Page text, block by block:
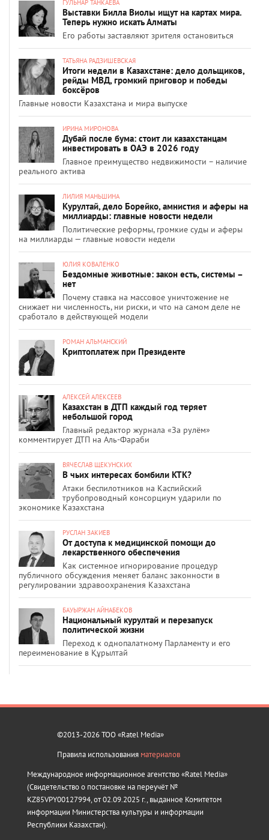
ГУЛЬНАР ТАНКАЕВА
Выставки Билла Виолы ищут на картах мира.
Теперь нужно искать Алматы
Его работы заставляют зрителя остановиться
ТАТЬЯНА РАДЗИШЕВСКАЯ
Итоги недели в Казахстане: дело дольщиков,
рейды МВД, громкий приговор и победы
боксёров
Главные новости Казахстана и мира выпуске
ИРИНА МИРОНОВА
Дубай после бума: стоит ли казахстанцам
инвестировать в ОАЭ в 2026 году
Главное преимущество недвижимости – наличие
реального актива
ЛИЛИЯ МАНЬШИНА
Курултай, дело Борейко, амнистия и аферы на
миллиарды: главные новости недели
Политические реформы, громкие суды и аферы
на миллиарды — главные новости недели
ЮЛИЯ КОВАЛЕНКО
Бездомные животные: закон есть, системы –
нет
Почему ставка на массовое уничтожение не
снижает ни численность, ни риски, и что на самом деле не
сработало в действующей модели
РОМАН АЛЬМАНСКИЙ
Криптоплатеж при Президенте
АЛЕКСЕЙ АЛЕКСЕЕВ
Казахстан в ДТП каждый год теряет
небольшой город
Главный редактор журнала «За рулём»
комментирует ДТП на Аль-Фараби
ВЯЧЕСЛАВ ЩЕКУНСКИХ
В чьих интересах бомбили КТК?
Атаки беспилотников на Каспийский
трубопроводный консорциум ударили по
экономике Казахстана
РУСЛАН ЗАКИЕВ
От доступа к медицинской помощи до
лекарственного обеспечения
Как системное игнорирование процедур
публичного обсуждения меняет баланс законности в
регулировании здравоохранения Казахстана
БАУЫРЖАН АЙНАБЕКОВ
Национальный курултай и перезапуск
политической жизни
Переход к однопалатному Парламенту и его
переименование в Құрылтай
©2013-2026 ТОО «Ratel Media»
Правила использования материалов
Международное информационное агентство «Ratel Media»
(Свидетельство о постановке на переучёт №
KZ85VPY00127994, от 02.09.2025 г., выданное Комитетом
информации Министерства культуры и информации
Республики Казахстан).